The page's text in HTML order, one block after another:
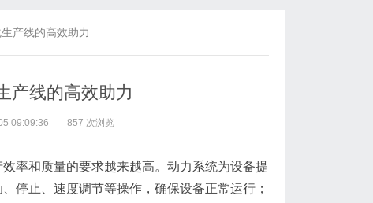
产线的高效助力
产线的高效助力
09:09:36 857 次浏览
率和质量的要求越来越高。动力系统为设备提
停止、速度调节等操作，确保设备正常运行；